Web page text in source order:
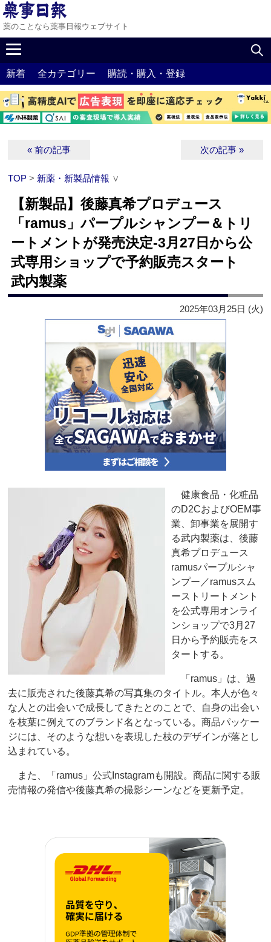
薬のことなら薬事日報ウェブサイト
新着 全カテゴリー 購読・購入・登録
« 前の記事 次の記事 »
TOP > 新薬・新製品情報 ∨
【新製品】後藤真希プロデュース
「ramus」パープルシャンプー＆トリ
ートメントが発売決定‐3月27日から公
式専用ショップで予約販売スタート
武内製薬
2025年03月25日 (火)
健康食品・化粧品
のD2CおよびOEM事
業、卸事業を展開す
る武内製薬は、後藤
真希プロデュース
ramusパープルシャ
ンプー／ramusスム
ーストリートメント
を公式専用オンライ
ンショップで3月27
日から予約販売をス
タートする。
「ramus」は、過
去に販売された後藤真希の写真集のタイトル。本人が色々
な人との出会いで成長してきたとのことで、自身の出会い
を枝葉に例えてのブランド名となっている。商品パッケー
ジには、そのような想いを表現した枝のデザインが落とし
込まれている。
また、「ramus」公式Instagramも開設。商品に関する販
売情報の発信や後藤真希の撮影シーンなどを更新予定。